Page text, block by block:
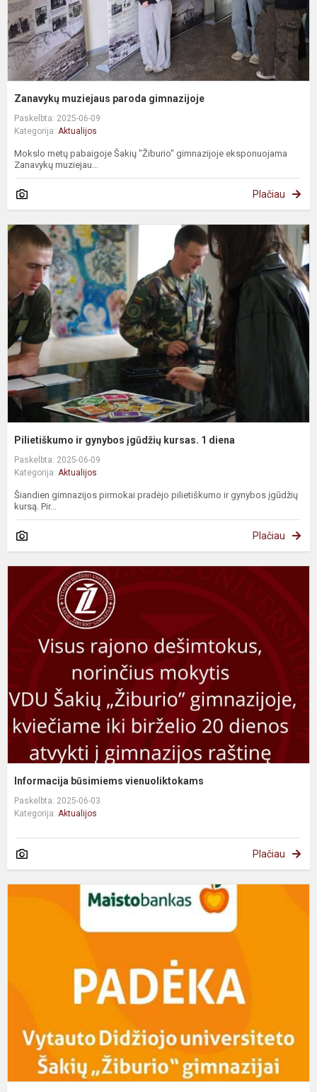
Zanavykų muziejaus paroda gimnazijoje
Paskelbta: 2025-06-09
Kategorija: Aktualijos
Mokslo metų pabaigoje Šakių "Žiburio" gimnazijoje eksponuojama
Zanavykų muziejau...
Plačiau
Pilietiškumo ir gynybos įgūdžių kursas. 1 diena
Paskelbta: 2025-06-09
Kategorija: Aktualijos
Šiandien gimnazijos pirmokai pradėjo pilietiškumo ir gynybos įgūdžių
kursą. Pir...
Plačiau
Informacija būsimiems vienuoliktokams
Paskelbta: 2025-06-03
Kategorija: Aktualijos
Plačiau